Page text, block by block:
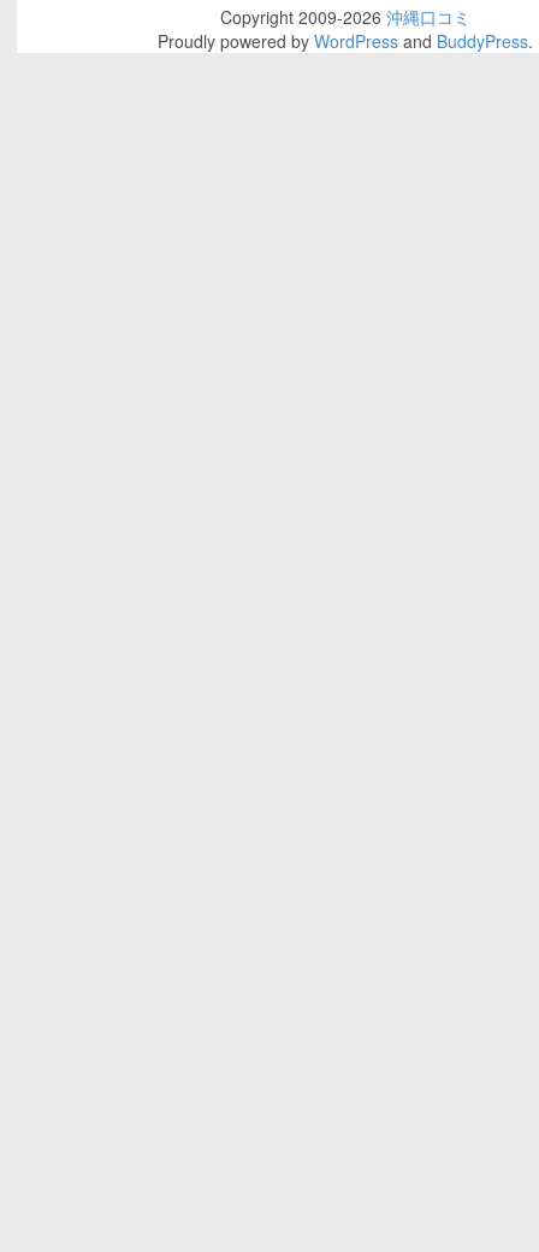
Copyright 2009-2026 沖縄口コミ
Proudly powered by WordPressand BuddyPress.